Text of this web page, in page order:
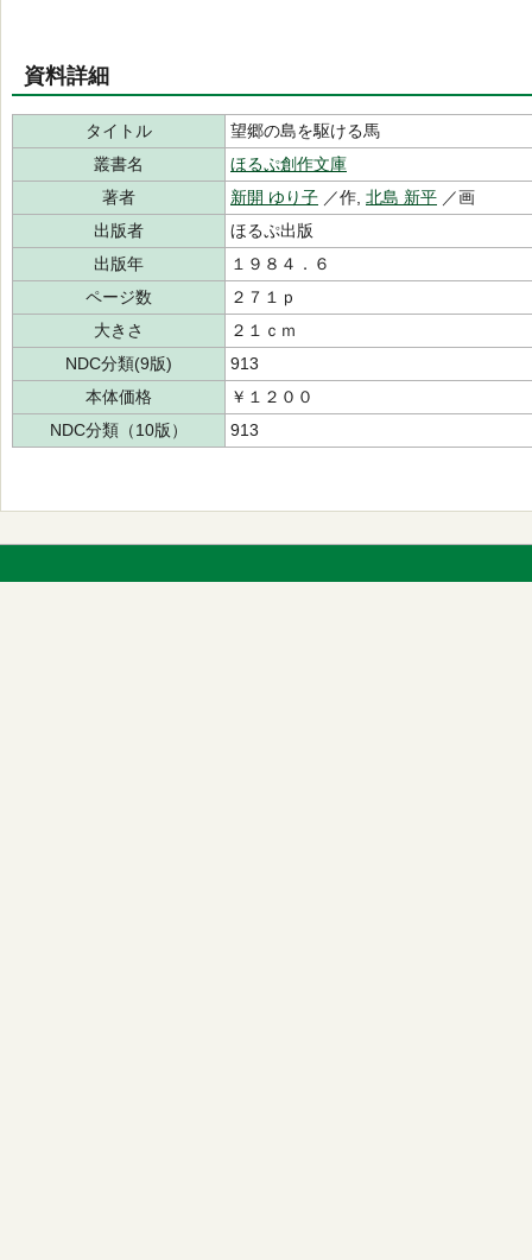
資料詳細
タイトル
望郷の島を駆ける馬
叢書名
ほるぷ創作文庫
著者
新開 ゆり子 ／作, 北島 新平 ／画
出版者
ほるぷ出版
出版年
１９８４．６
ページ数
２７１ｐ
大きさ
２１ｃｍ
NDC分類(9版)
913
本体価格
￥１２００
NDC分類（10版）
913